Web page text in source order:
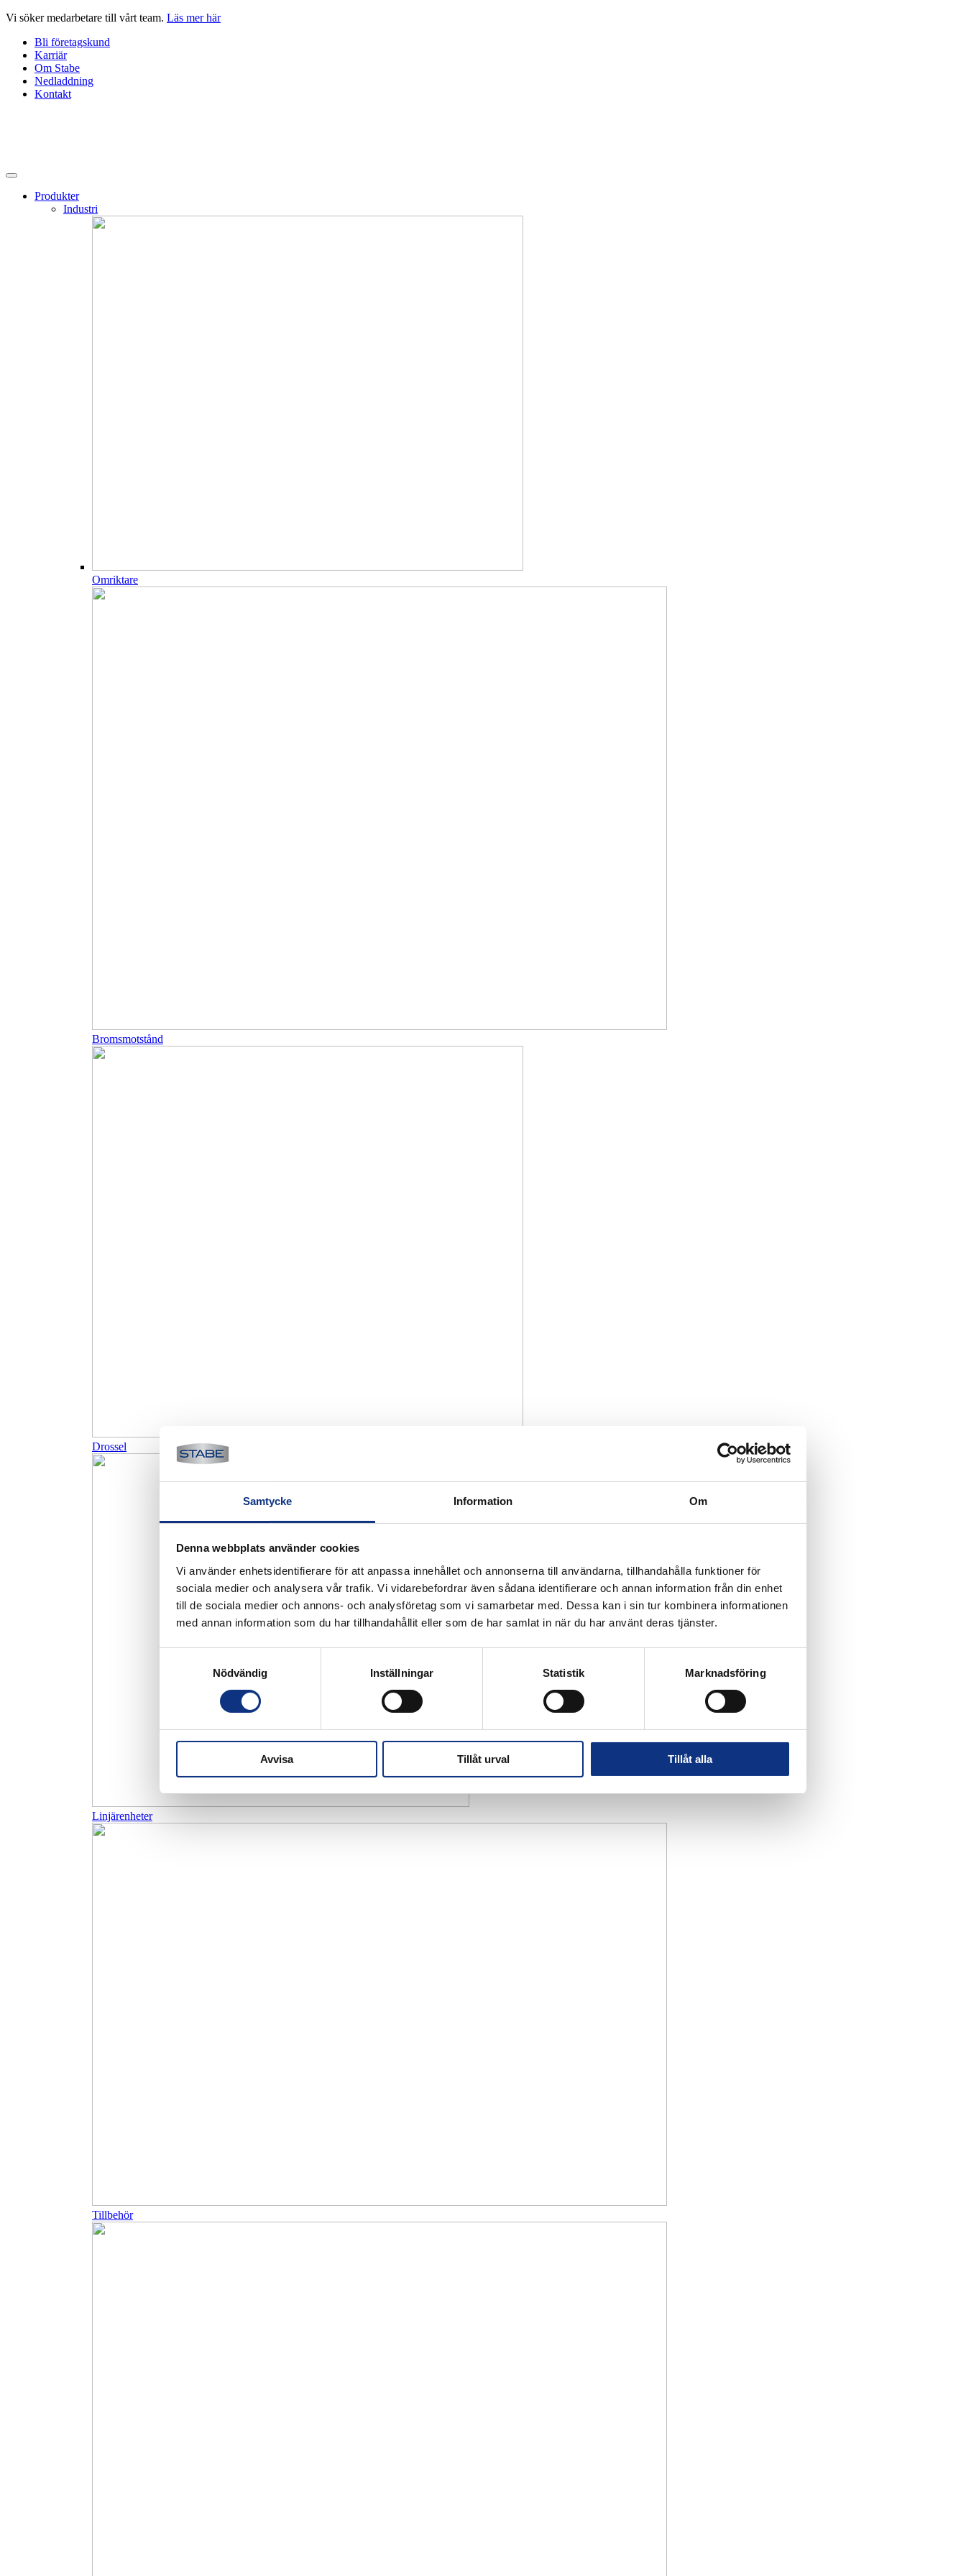
Samtycke Information Om
Denna webbplats använder cookies
Vi använder enhetsidentifierare för att anpassa innehållet och annonserna till användarna, tillhandahålla funktioner för
sociala medier och analysera vår trafik. Vi vidarebefordrar även sådana identifierare och annan information från din enhet
till de sociala medier och annons- och analysföretag som vi samarbetar med. Dessa kan i sin tur kombinera informationen
med annan information som du har tillhandahållit eller som de har samlat in när du har använt deras tjänster.
Nödvändig
Inställningar Statistik Marknadsföring
Avvisa Tillåt urval Tillåt alla
Hoppa
innehåll
Vi söker medarbetare till vårt team. Läs mer här
Bli företagskund
Karriär
Om Stabe
Nedladdning
Kontakt
Produkter
Industri
Omriktare
Bromsmotstånd
Drossel
Linjärenheter
Tillbehör